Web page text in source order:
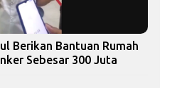
Berikan Bantuan Rumah
Sebesar 300 Juta